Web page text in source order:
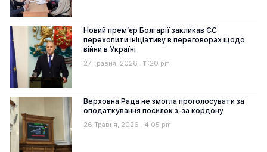
Новий прем’єр Болгарії закликав ЄС
перехопити ініціативу в переговорах щодо
війни в Україні
27 Травня, 2026 11:20 pm
Верховна Рада не змогла проголосувати за
оподаткування посилок з-за кордону
26 Травня, 2026 4:05 pm